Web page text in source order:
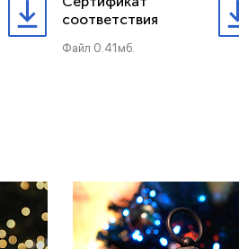
соответствия
Файл 0.41мб.